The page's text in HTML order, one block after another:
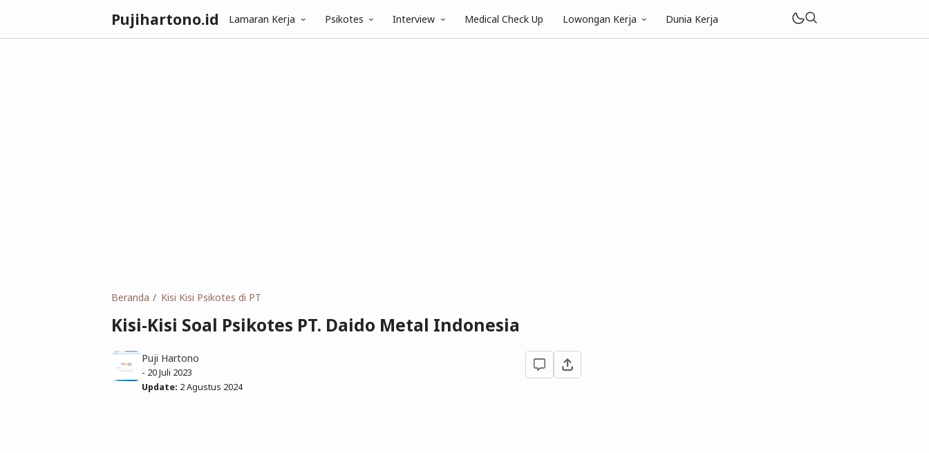
Pujihartono.id Lamaran Kerja Psikotes Interview Medical Check Up Lowongan Kerja Dunia Kerja
Beranda Kisi Kisi Psikotes di PT
Kisi-Kisi Soal Psikotes PT. Daido Metal Indonesia
Puji Hartono
- 20 Juli 2023
Update: 2 Agustus 2024